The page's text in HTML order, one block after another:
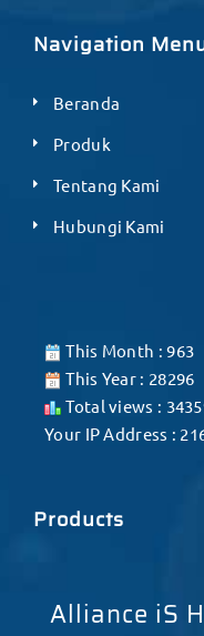
Navigation
Beranda
Produk
Tentang Kami
Hubungi Kami
This Month : 963
This Year : 28296
Total views :
Your IP Address :
Products
Alliance iS